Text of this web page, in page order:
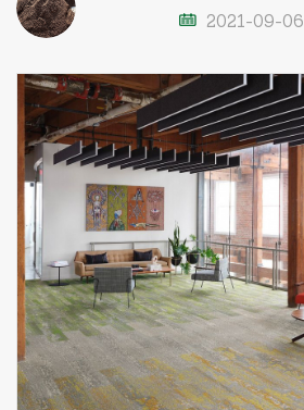
2021-09-06